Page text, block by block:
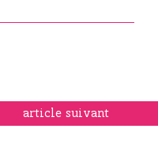
article suivant